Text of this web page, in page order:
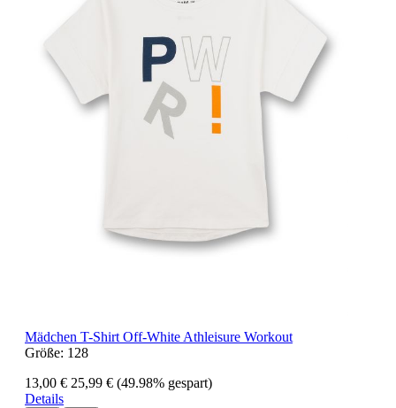
Mädchen T-Shirt Off-White Athleisure Workout
Größe: 128
13,00 € 25,99 € (49.98% gespart)
Details